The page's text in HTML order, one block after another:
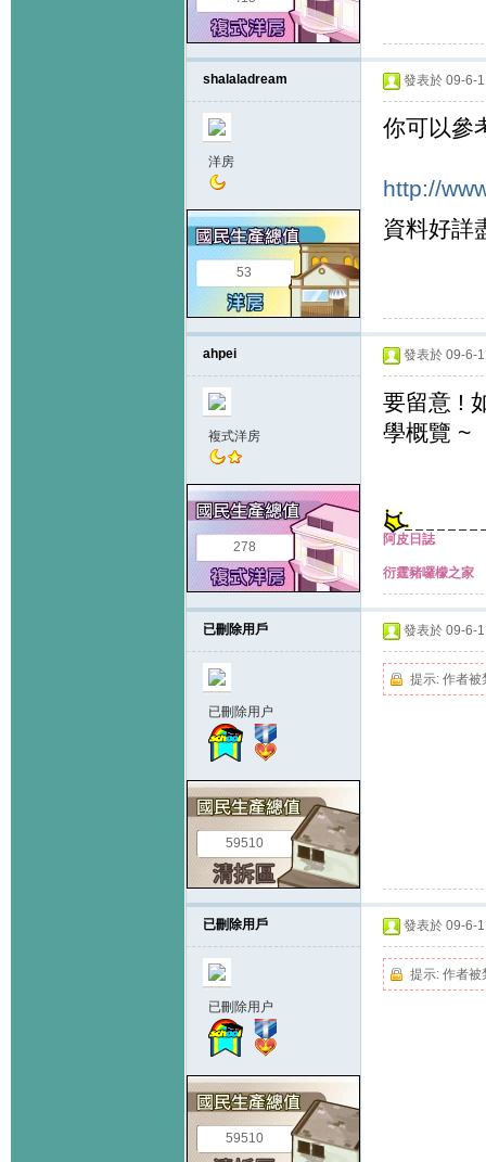
shalaladream
洋房
53
發表於 09-6-
你可以參
http://
資料好詳
ahpei
複式洋房
278
發表於 09-6-
要留意 !
學概覽 ~
阿皮日誌
衍霆豬囉檬之家
已刪除用戶
已刪除用户
59510
發表於 09-6-
提示: 作者被
已刪除用戶
已刪除用户
59510
發表於 09-6-
提示: 作者被